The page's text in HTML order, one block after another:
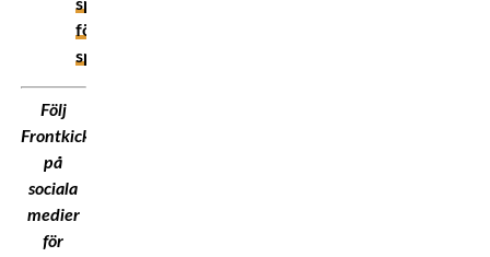
sport
för
sport!
Följ
Frontkick.Online
på
sociala
medier
för